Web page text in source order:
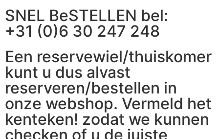
SNEL BeSTELLEN bel:
+31 (0)6 30 247 248
Een reservewiel/thuiskomer
kunt u dus alvast
reserveren/bestellen in
onze webshop. Vermeld het
kenteken! zodat we kunnen
checken of u de juiste